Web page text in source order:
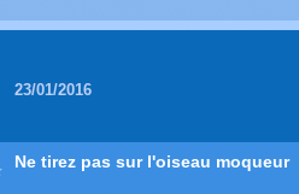
23/01/2016
Ne tirez pas sur l'oiseau moqueur